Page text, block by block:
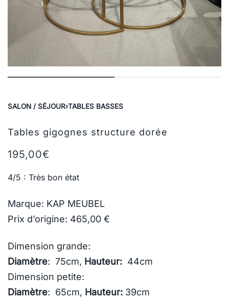
SALON / SÉJOUR›TABLES BASSES
Tables gigognes structure dorée
195,00€
4/5 : Très bon état
Marque: KAP MEUBEL
Prix d’origine: 465,00 €
Dimension grande:
Diamètre: 75cm, Hauteur: 44cm
Dimension petite:
Diamètre: 65cm, Hauteur: 39cm